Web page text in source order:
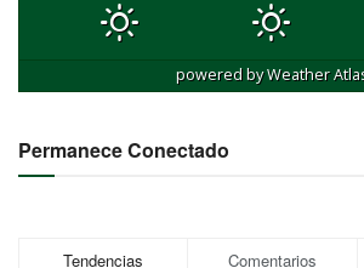
powered byWeather
Permanece Conectado
Tendencias Comentarios